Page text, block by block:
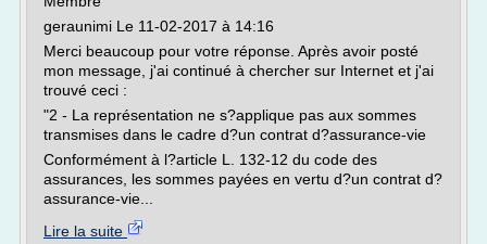
geraunimi Le 11-02-2017 à 14:16
Merci beaucoup pour votre réponse. Après avoir posté
mon message, j'ai continué à chercher sur Internet et j'ai
trouvé ceci :
"2 - La représentation ne s?applique pas aux sommes
transmises dans le cadre d?un contrat d?assurance-vie
Conformément à l?article L. 132-12 du code des
assurances, les sommes payées en vertu d?un contrat d?
assurance-vie...
Lire la suite